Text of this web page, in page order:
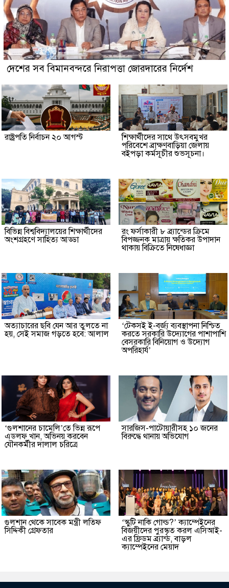
দেশের সব বিমানবন্দরে নিরাপত্তা জোরদারের নির্দেশ
রাষ্ট্রপতি নির্বাচন ২০ আগস্ট
শিক্ষার্থীদের সাথে উৎসবমুখর
পরিবেশে ব্রাক্ষণবাড়িয়া জেলায়
বইপড়া কর্মসূচীর শুভসূচনা।
বিভিন্ন বিশ্ববিদ্যালয়ের শিক্ষার্থীদের
অংশগ্রহণে সাহিত্য আড্ডা
রং ফর্সাকারী ৮ ব্র্যান্ডের ক্রিমে
বিপজ্জনক মাত্রায় ক্ষতিকর উপাদান
থাকায় বিক্রিতে নিষেধাজ্ঞা
অত্যাচারের ছবি যেন আর তুলতে না
হয়, সেই সমাজ গড়তে হবে: আলাল
‘টেকসই ই-বর্জ্য ব্যবস্থাপনা নিশ্চিত
করতে সরকারি উদ্যোগের পাশাপাশি
বেসরকারি বিনিয়োগ ও উদ্যোগ
অপরিহার্য’
‘গুলশানের চামেলি’তে ভিন্ন রূপে
এডলফ খান, অভিনয় করবেন
যৌনকর্মীর দালাল চরিত্রে
সারজিস-পাটোয়ারীসহ ১০ জনের
বিরুদ্ধে থানায় অভিযোগ
গুলশান থেকে সাবেক মন্ত্রী লতিফ
সিদ্দিকী গ্রেফতার
‘স্কুটি নাকি গোল্ড?’ ক্যাম্পেইনের
বিজয়ীদের পুরস্কৃত করল এসিআই-
এর ফ্রিডম ব্র্যান্ড, বাড়ল
ক্যাম্পেইনের মেয়াদ